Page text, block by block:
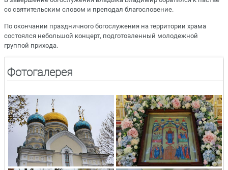
со святительским словом и преподал благословение.
По окончании праздничного богослужения на территории храма
состоялся небольшой концерт, подготовленный молодежной
группой прихода.
Фотогалерея